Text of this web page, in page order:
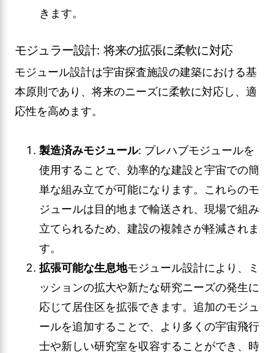
きます。
モジュラー設計: 将来の拡張に柔軟に対応
モジュール設計は宇宙探査施設の建築における基
本原則であり、将来のニーズに柔軟に対応し、適
応性を高めます。
製造済みモジュール: プレハブモジュールを
使用することで、効率的な建設と宇宙での簡
単な組み立てが可能になります。これらのモ
ジュールは目的地まで輸送され、現場で組み
立てられるため、建設の複雑さが軽減されま
す。
拡張可能な生息地モジュール設計により、ミ
ッションの拡大や新たな研究ニーズの発生に
応じて居住区を拡張できます。追加のモジュ
ールを追加することで、より多くの宇宙飛行
士や新しい研究室を収容することができ、時